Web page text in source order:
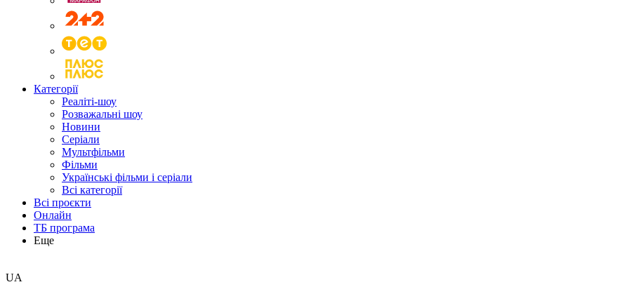
Категорії
Реаліті-шоу
Розважальні шоу
Новини
Серіали
Мультфільми
Фільми
Українські фільми і серіали
Всі категорії
Всі проєкти
Онлайн
ТБ програма
Еще
UA